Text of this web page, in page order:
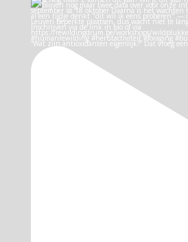
“Wat zijn antioxidanten eigenlijk?” Dat vroeg een